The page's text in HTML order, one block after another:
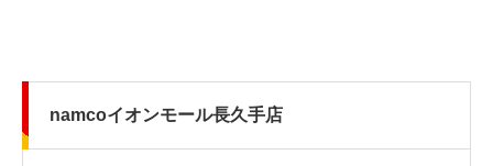
namcoイオンモール長久手店